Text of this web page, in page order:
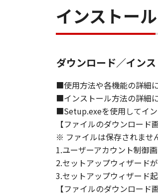
されていた場合で
(1) 本契約書は、
効し、下記(2)ま
(2) お客様は、「
す。
(3) お客様が本契
(4) お客様は、上
るものとします。
(5) 上記にかかわ
す。
インストー
ダウンロード／イン
■使用方法や各機能の詳細
■インストール方法の詳細
■Setup.exeを使用してイ
【ファイルのダウンロード
※ ファイルは保存されませ
1.ユーザーアカウント制御
2.セットアップウィザードが
3.セットアップウィザード
【ファイルのダウンロード